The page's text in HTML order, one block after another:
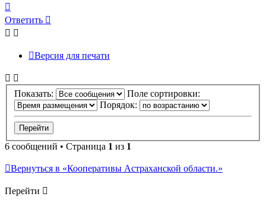
к
началу
Ответить
Версия для печати
Показать:
Поле сортировки:
Порядок:
6 сообщений • Страница 1 из 1
Вернуться в «Кооперативы Астраханской области.»
Перейти